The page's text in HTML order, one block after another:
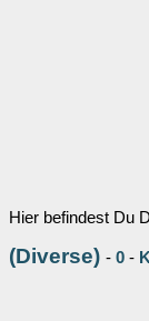
Hier befindest Du
(Diverse) - 0 -